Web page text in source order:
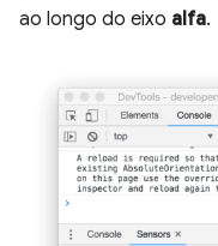
ao longo do eixo alfa.